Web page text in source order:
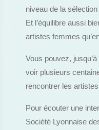
niveau de la
Et l’équilibre aussi
artistes femmes
Vous pouvez,
voir plusieurs
rencontrer les
Pour écouter une
Société Lyonnaise